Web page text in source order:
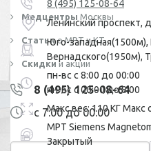
8 (495) 125-08-64
Ленинский проспект,
Юго-западная(1500м),
Вернадского(1950м),
пн-вс с 8:00 до 00:00
пн-вс с 00:00 до 8:00
Макс вес: 110 КГ Макс
МРТ Siemens
Закрытый
Медцентры Москвы
Статьи о МРТ и КТ
Скидки и акции
8 (495) 125-08-64
с 7:00 до 00:00